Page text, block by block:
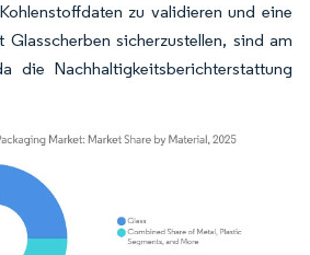
zu validieren und eine
sicherzustellen, sind am
die Nachhaltigkeitsberichterstattung